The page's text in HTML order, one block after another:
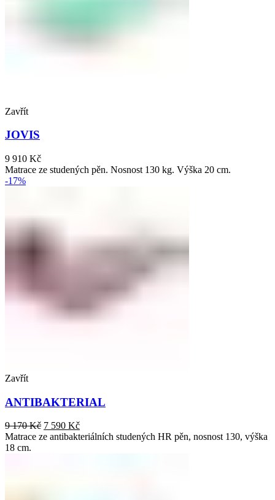
Zavřít
JOVIS
9 910 Kč
Matrace ze studených pěn. Nosnost 130 kg. Výška 20 cm.
-17%
Zavřít
ANTIBAKTERIAL
9 170Kč 7 590 Kč
Matrace ze antibakteriálních studených HR pěn, nosnost 130, výška
18 cm.